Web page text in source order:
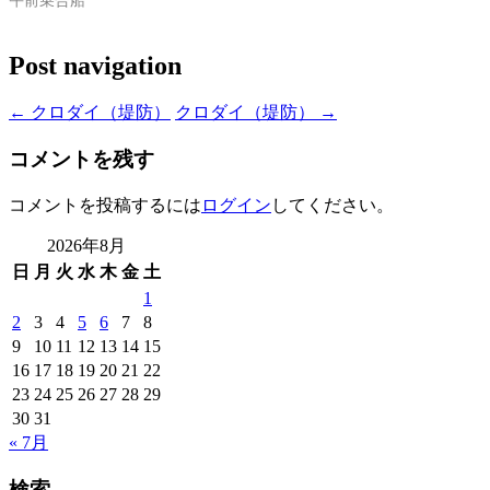
Post navigation
← クロダイ（堤防） クロダイ（堤防） →
コメントを残す
コメントを投稿するには ログイン してください。
2026年8月
日
月 火 水 木 金 土
1
2
3 4 5 6 7
8
9
10 11 12 13 14 15
16 17 18 19 20 21 22
23 24 25 26 27 28 29
30 31
« 7月